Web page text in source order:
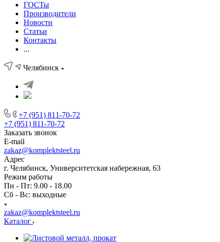
ГОСТы
Производители
Новости
Статьи
Контакты
...
Челябинск
+7 (951) 811-70-72
+7 (951) 811-70-72
Заказать звонок
E-mail
zakaz@komplektsteel.ru
Адрес
г. Челябинск, Университетская набережная, 63
Режим работы
Пн - Пт: 9.00 - 18.00
Сб - Вс: выходные
zakaz@komplektsteel.ru
Каталог